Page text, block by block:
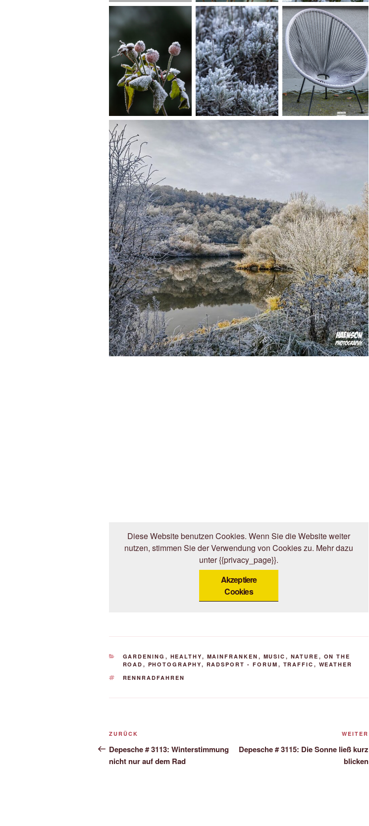
Diese Website benutzen Cookies. Wenn Sie die Website weiter
nutzen, stimmen Sie der Verwendung von Cookies zu. Mehr dazu
unter {{privacy_page}}.
Akzeptiere
Cookies
KATEGORIEN
GARDENING , HEALTHY, MAINFRANKEN , MUSIC , NATURE , ON THE
ROAD , PHOTOGRAPHY, RADSPORT - FORUM , TRAFFIC , WEATHER
SCHLAGWÖRTER
RENNRADFAHREN
Beitrags-
Navigation
Vorheriger
Beitrag
ZURÜCK
Depesche # 3113: Winterstimmung
nicht nur auf dem Rad
WEITER
Depesche # 3115: Die Sonne ließ kurz
blicken